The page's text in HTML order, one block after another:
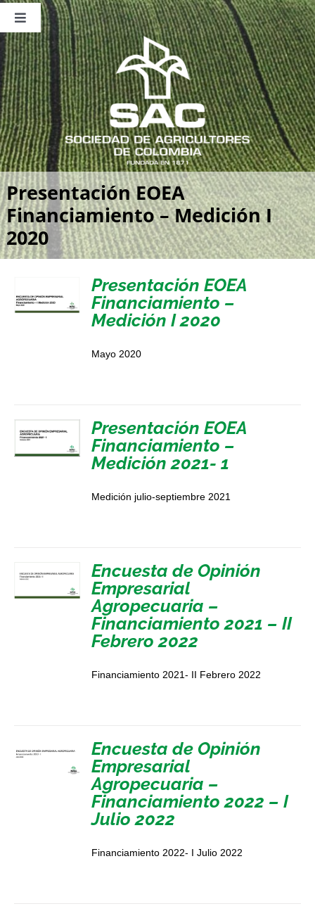
Saltar
contenido
Toggle
Navigation
Nosotros
Publicaciones
Sala de Prensa
Eventos
Presentación EOEA
Financiamiento – Medición I
2020
Presentación EOEA
Financiamiento –
Medición I 2020
Mayo 2020
Presentación EOEA
Financiamiento –
Medición 2021- 1
Medición julio-septiembre 2021
Encuesta de Opinión
Empresarial
Agropecuaria –
Financiamiento 2021 – II
Febrero 2022
Financiamiento 2021- II Febrero 2022
Encuesta de Opinión
Empresarial
Agropecuaria –
Financiamiento 2022 – I
Julio 2022
Financiamiento 2022- I Julio 2022